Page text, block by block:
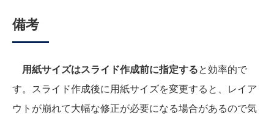
備考
用紙サイズはスライド作成前に指定すると効率的で
す。スライド作成後に用紙サイズを変更すると、レイア
ウトが崩れて大幅な修正が必要になる場合があるので気